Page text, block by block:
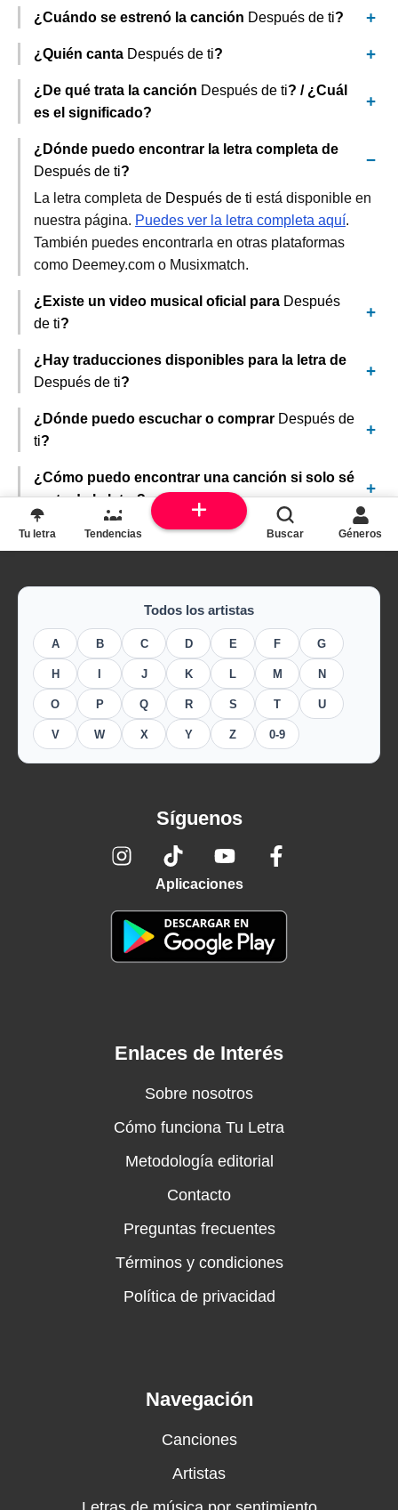
¿Cuándo se estrenó la canción Después de ti?
¿Quién canta Después de ti?
¿De qué trata la canción Después de ti? / ¿Cuál
es el significado?
¿Dónde puedo encontrar la letra completa de
Después de ti?
La letra completa de Después de ti está disponible en
nuestra página. Puedes ver la letra completa aquí.
También puedes encontrarla en otras plataformas
como Deemey.com o Musixmatch.
¿Existe un video musical oficial para Después
de ti?
¿Hay traducciones disponibles para la letra de
Después de ti?
¿Dónde puedo escuchar o comprar Después de
ti?
¿Cómo puedo encontrar una canción si solo sé
parte de la letra?
Todos los artistas
A B C D E F G
H J K L M N
O P Q R S T U
V W X Y Z 0-9
Síguenos
Aplicaciones
Enlaces de Interés
Sobre nosotros
Cómo funciona Tu Letra
Metodología editorial
Contacto
Preguntas frecuentes
Términos y condiciones
Política de privacidad
Navegación
Canciones
Artistas
Tu letra Tendencias Buscar Géneros